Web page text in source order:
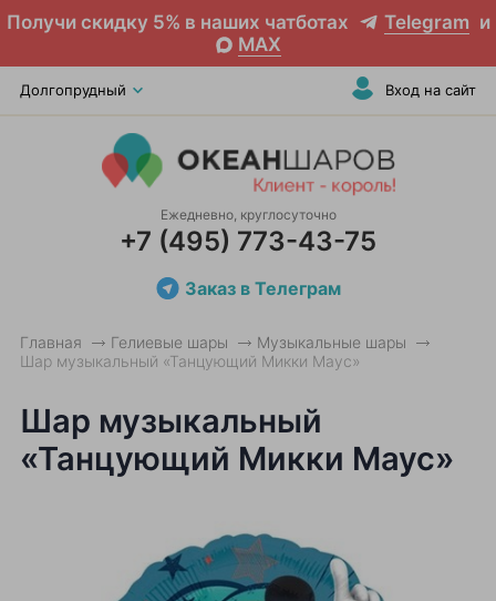
Получи скидку 5% в наших чатботах Telegram и
MAX
Долгопрудный Вход на сайт
Ежедневно, круглосуточно
+7 (495) 773-43-75
Заказ в Телеграм
Главная Гелиевые шары
Музыкальные шары
Шар музыкальный «Танцующий Микки Маус»
Шар музыкальный
«Танцующий Микки Маус»